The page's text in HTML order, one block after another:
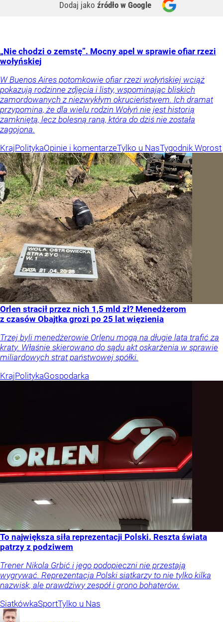
Dodaj jako źródło w Google
„Nie chodzi o zemstę”. Mocny apel w sprawie ofiar rzezi
wołyńskiej
W Buenos Aires potomkowie ofiar rzezi wołyńskiej wciąż
pokazują rodzinne zdjęcia i listy, wspominając bliskich
zamordowanych z niezwykłym okrucieństwem. Ich dramat
przypomina, że dla wielu rodzin Wołyń nie jest historią
zamkniętą, lecz bolesną raną, która do dziś nie została
zagojona.
KrajPolitykaOpinie i komentarzeTylko u NasTygodnik Wprost
Orlen stracił przez nich 1,5 mld zł? Menedżerom
z czasów Obajtka grozi po 25 lat więzienia
Trzej byli menedżerowie Orlenu mogą na długie lata trafić za
kraty. Właśnie skierowano do sądu akt oskarżenia w sprawie
miliardowych strat państwowej spółki.
KrajPolitykaGospodarka
To największa siła reprezentacji Polski. Reszta świata
patrzy z podziwem
Trener Nikola Grbić i jego podopieczni nie przestają
wygrywać. Reprezentacja Polski siatkarzy to nie tylko kilka
nazwisk, ale prawdziwy zespół i grono bohaterów.
SiatkówkaSportTylko u Nas